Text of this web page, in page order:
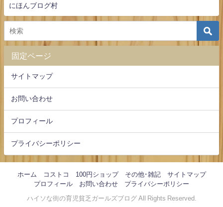
にほんブログ村
固定ページ
サイトマップ
お問い合わせ
プロフィール
プライバシーポリシー
ホーム コストコ 100円ショップ その他･雑記
サイトマップ
プロフィール
お問い合わせ プライバシーポリシー
ハイソな街の育児貧乏ガールズブログ All Rights Reserved.